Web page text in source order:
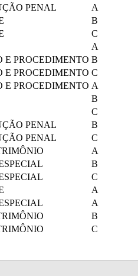
PENAL
A
B
C
A
E PROCEDIMENTO B
E PROCEDIMENTO C
E PROCEDIMENTO A
B
C
PENAL
B
PENAL
C
A
B
C
A
A
B
C